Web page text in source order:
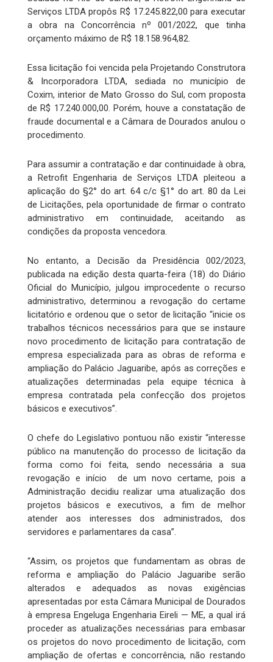
Serviços LTDA propôs R$ 17.245.822,00 para executar
a obra na Concorrência nº 001/2022, que tinha
orçamento máximo de R$ 18.158.964,82.
Essa licitação foi vencida pela Projetando Construtora
& Incorporadora LTDA, sediada no município de
Coxim, interior de Mato Grosso do Sul, com proposta
de R$ 17.240.000,00. Porém, houve a constatação de
fraude documental e a Câmara de Dourados anulou o
procedimento.
Para assumir a contratação e dar continuidade à obra,
a Retrofit Engenharia de Serviços LTDA pleiteou a
aplicação do §2° do art. 64 c/c §1° do art. 80 da Lei
de Licitações, pela oportunidade de firmar o contrato
administrativo em continuidade, aceitando as
condições da proposta vencedora.
No entanto, a Decisão da Presidência 002/2023,
publicada na edição desta quarta-feira (18) do Diário
Oficial do Município, julgou improcedente o recurso
administrativo, determinou a revogação do certame
licitatório e ordenou que o setor de licitação “inicie os
trabalhos técnicos necessários para que se instaure
novo procedimento de licitação para contratação de
empresa especializada para as obras de reforma e
ampliação do Palácio Jaguaribe, após as correções e
atualizações determinadas pela equipe técnica à
empresa contratada pela confecção dos projetos
básicos e executivos”.
O chefe do Legislativo pontuou não existir “interesse
público na manutenção do processo de licitação da
forma como foi feita, sendo necessária a sua
revogação e início de um novo certame, pois a
Administração decidiu realizar uma atualização dos
projetos básicos e executivos, a fim de melhor
atender aos interesses dos administrados, dos
servidores e parlamentares da casa”.
“Assim, os projetos que fundamentam as obras de
reforma e ampliação do Palácio Jaguaribe serão
alterados e adequados as novas exigências
apresentadas por esta Câmara Municipal de Dourados
à empresa Engeluga Engenharia Eireli — ME, a qual irá
proceder as atualizações necessárias para embasar
os projetos do novo procedimento de licitação, com
ampliação de ofertas e concorrência, não restando